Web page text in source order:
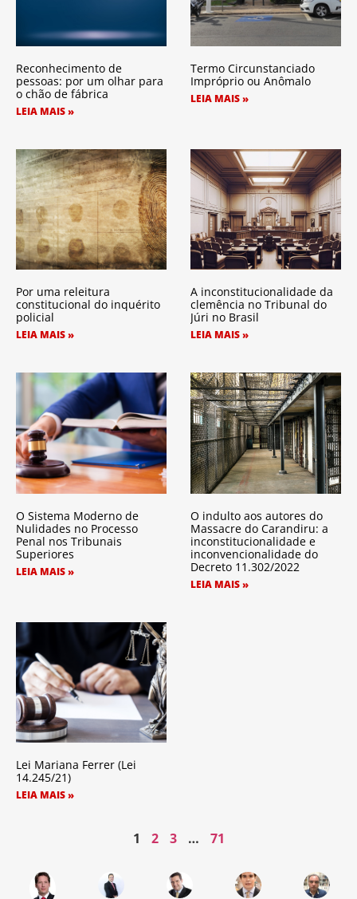
Reconhecimento de
pessoas: por um olhar para
o chão de fábrica
LEIA MAIS »
Termo Circunstanciado
Impróprio ou Anômalo
LEIA MAIS »
Por uma releitura
constitucional do inquérito
policial
LEIA MAIS »
A inconstitucionalidade da
clemência no Tribunal do
Júri no Brasil
LEIA MAIS »
O Sistema Moderno de
Nulidades no Processo
Penal nos Tribunais
Superiores
LEIA MAIS »
O indulto aos autores do
Massacre do Carandiru: a
inconstitucionalidade e
inconvencionalidade do
Decreto 11.302/2022
LEIA MAIS »
Lei Mariana Ferrer (Lei
14.245/21)
LEIA MAIS »
1 2 3 … 71